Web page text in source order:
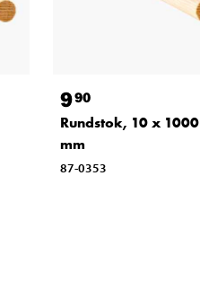
990
Rundstok, 10 x 1000
mm
87-0353